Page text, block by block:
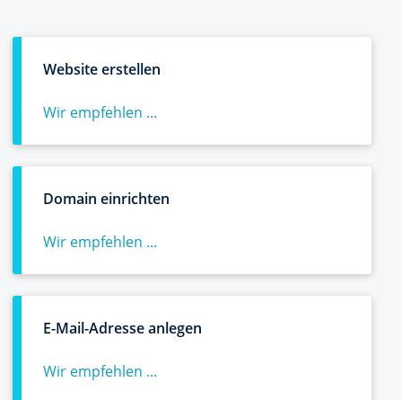
Website erstellen
Wir empfehlen ...
Domain einrichten
Wir empfehlen ...
E-Mail-Adresse anlegen
Wir empfehlen ...